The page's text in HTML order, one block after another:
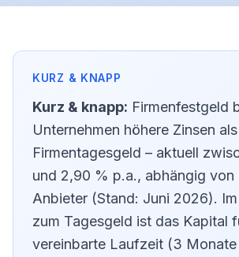
Kurz & knapp: Firmenfestgeld
Unternehmen höhere Zinsen als
Firmentagesgeld – aktuell
und 2,90 % p.a., abhängig
Anbieter (Stand: Juni 2026).
zum Tagesgeld ist das Kapital
vereinbarte Laufzeit (3